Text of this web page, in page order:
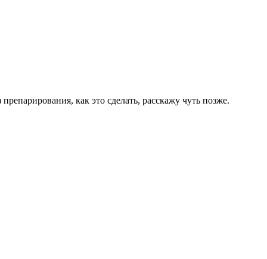
как это сделать, расскажу чуть позже.